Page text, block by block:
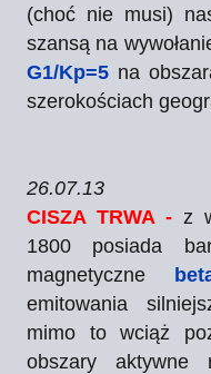
(choć nie musi)
szansą na
G1/Kp=5 na
szerokościach
26.07.13
CISZA TRWA - z
1800 posiada
magnetyczne
emitowania
mimo to wciąż
obszary aktywne